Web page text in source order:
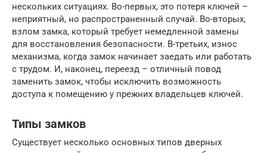
нескольких ситуациях. Во-первых, это потеря ключей –
неприятный, но распространенный случай. Во-вторых,
взлом замка, который требует немедленной замены
для восстановления безопасности. В-третьих, износ
механизма, когда замок начинает заедать или работать
с трудом. И, наконец, переезд – отличный повод
заменить замок, чтобы исключить возможность
доступа к помещению у прежних владельцев ключей.
Типы замков
Существует несколько основных типов дверных